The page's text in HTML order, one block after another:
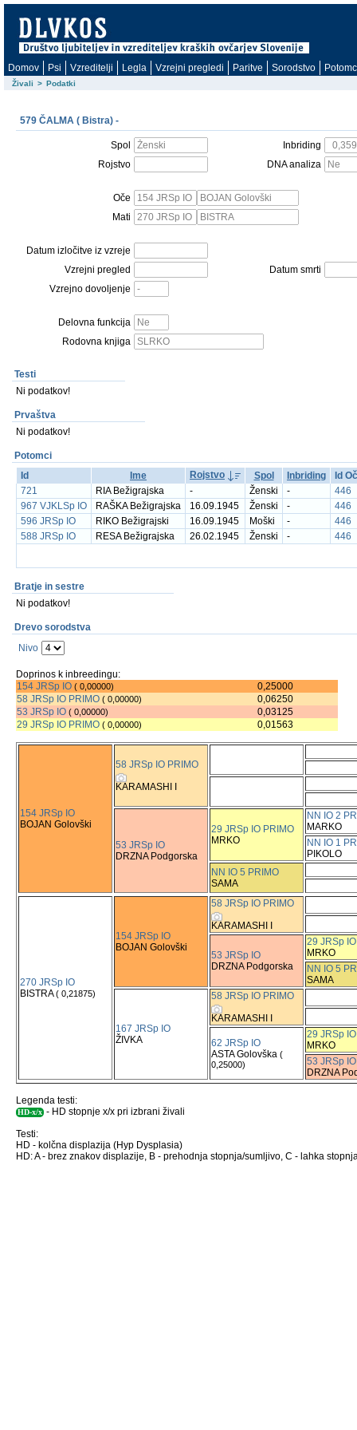
Domov Psi Vzreditelji Legla Vzrejni pregledi Paritve Sorodstvo
Živali > Podatki
579 ČALMA ( Bistra) -
Spol
Inbriding
Rojstvo
DNA analiza
Oče
Mati
Datum izločitve iz vzreje
Vzrejni pregled
Datum smrti
Vzrejno dovoljenje
Delovna funkcija
Rodovna knjiga
Testi
Ni podatkov!
Prvaštva
Ni podatkov!
Potomci
Id
Ime Rojstvo Spol Inbriding
Id
721
RIA Bežigrajska - Ženski -
446
967 VJKLSp IO
RAŠKA Bežigrajska 16.09.1945 Ženski -
446
596 JRSp IO
RIKO Bežigrajski 16.09.1945 Moški -
446
588 JRSp IO
RESA Bežigrajska 26.02.1945 Ženski - 446
Bratje in sestre
Ni podatkov!
Drevo sorodstva
Nivo
Doprinos k inbreedingu:
154 JRSp IO ( 0,00000)
0,25000
58 JRSp IO PRIMO ( 0,00000)
0,06250
53 JRSp IO ( 0,00000)
0,03125
29 JRSp IO PRIMO ( 0,00000) 0,01563
154 JRSp IO
BOJAN Golovški
58 JRSp IO PRIMO
KARAMASHI I
53 JRSp IO
DRZNA Podgorska
29 JRSp IO PRIMO
MRKO
NN IO 2
MARKO
NN IO 1
PIKOLO
NN IO 5 PRIMO
SAMA
270 JRSp IO
BISTRA( 0,21875)
154 JRSp IO
BOJAN Golovški
58 JRSp IO PRIMO
KARAMASHI I
53 JRSp IO
DRZNA Podgorska
29 JRSp
MRKO
NN IO 5
SAMA
167 JRSp IO
ŽIVKA
58 JRSp IO PRIMO
KARAMASHI I
62 JRSp IO
ASTA Golovška (
0,25000)
29 JRSp
MRKO
53 JRSp IO
DRZNA
Legenda testi:
HD-x/x - HD stopnje x/x pri izbrani živali
Testi:
HD - kolčna displazija (Hyp Dysplasia)
HD: A - brez znakov displazije, B - prehodnja stopnja/sumljivo, C - lahka